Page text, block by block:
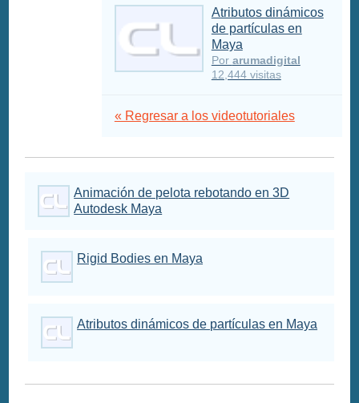
Atributos dinámicos
de partículas en
Maya
Por arumadigital
12,444 visitas
« Regresar a los videotutoriales
Animación de pelota rebotando en 3D
Autodesk Maya
Rigid Bodies en Maya
Atributos dinámicos de partículas en Maya